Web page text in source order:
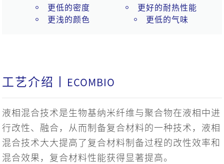
更低的密度
更好的耐热性能
更浅的颜色
更低的气味
工艺介绍丨 ECOMBIO
液相混合技术是生物基纳米纤维与聚合物在液相中进
行改性、融合，从而制备复合材料的一种技术，液相
混合技术大大提高了复合材料制备过程的改性效率和
混合效果，复合材料性能获得显著提高。